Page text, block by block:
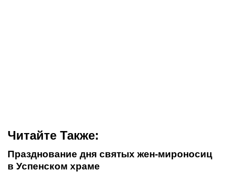
Читайте Также:
Празднование дня святых жен-мироносиц
в Успенском храме